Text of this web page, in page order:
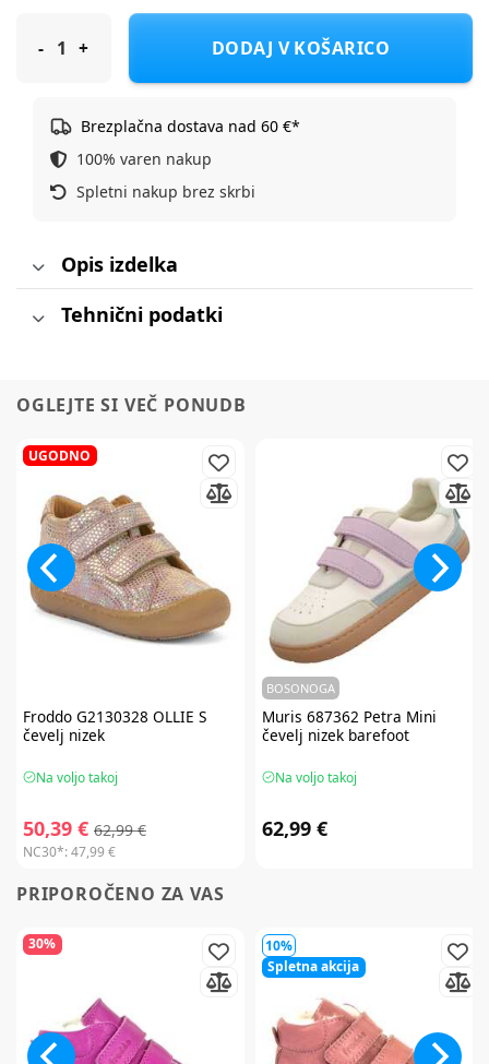
Froddo čevelj nizek G2130297 OLLIE VELCRO D pink 22
DODAJ V KOŠARICO
Brezplačna dostava nad 60 €*
100% varen nakup
Spletni nakup brez skrbi
Opis izdelka
Tehnični podatki
OGLEJTE SI VEČ PONUDB
UGODNO
FroddoG2130328 OLLIE S
čevelj nizek
Na voljo takoj
50,39 € 62,99 €
NC30*:47,99 €
BOSONOGA
Muris 687362 Petra Mini
čevelj nizek barefoot
Na voljo takoj
62,99 €
PRIPOROČENO ZA VAS
30%
10%
Spletna akcija